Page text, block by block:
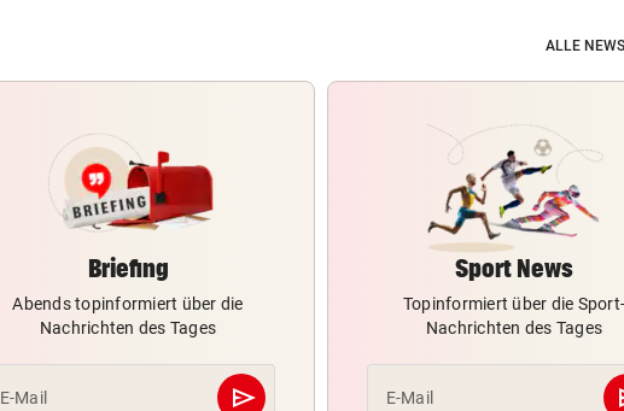
ALLE
Briefing
Abends topinformiert über die
Nachrichten des Tages
E-Mail send
Abschicken
Sport News
Topinformiert über die Sport-
Nachrichten des Tages
E-Mail